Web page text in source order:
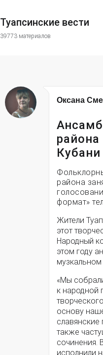
Туапсинские вести
39773 материалов
Оксана
Кубани
района
формат»
Жители
этот
Народный
этом году
«Мы
к народной
основу
славянские
также
сочинения.
исполнили